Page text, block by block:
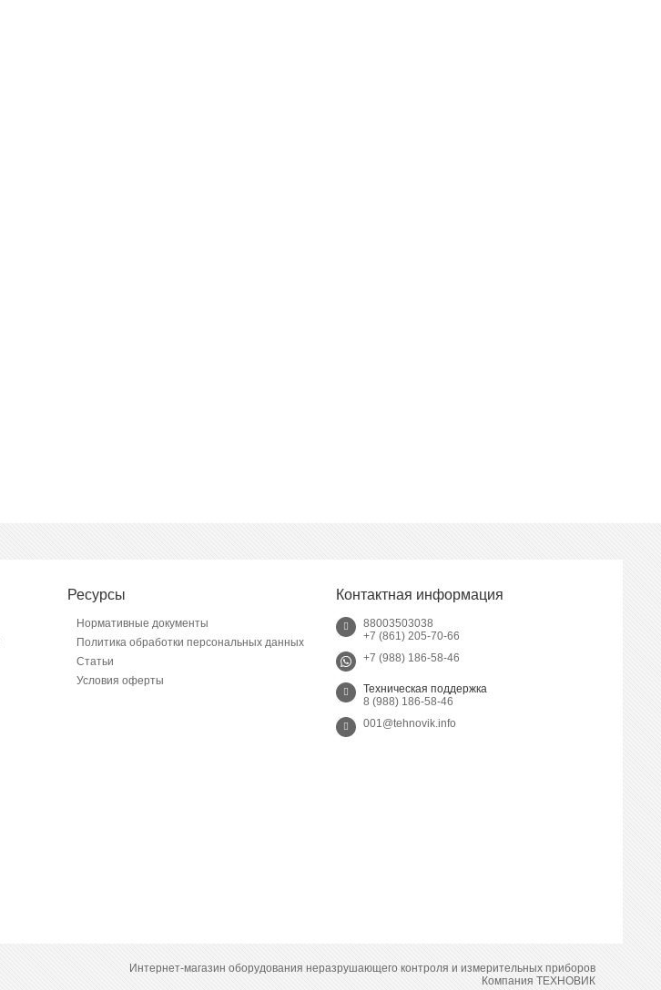
Ресурсы
Нормативные документы
Политика обработки персональных данных
Статьи
Условия оферты
Контактная информация
88003503038
+7 (861) 205-70-66
+7 (988) 186-58-46
Техническая поддержка
8 (988) 186-58-46
001@tehnovik.info
Интернет-магазин оборудования неразрушающего контроля и измерительных приборов
Компания ТЕХНОВИК